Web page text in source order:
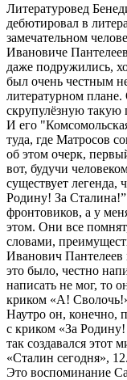
Литературовед
дебютировал в
замечательном
Ивановиче
даже подружились,
был очень честным
литературном плане.
скрупулёзную
И его
туда, где Матросов
об этом очерк,
вот, будучи
существует
Родину! За
фронтовиков, а у
этом. Они все
словами,
Иванович Пантелеев
это было, честно
написать не мог, то
криком «А!
Наутро он, конечно,
с криком «За
так создавался этот
«Сталин сегодня»,
Это воспоминание